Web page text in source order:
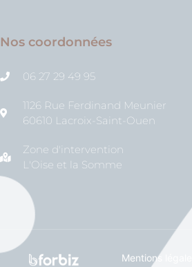
Nos coordonnées
06 27 29 49 95
1126 Rue Ferdinand Meunier
60610 Lacroix-Saint-Ouen
Zone d'intervention
L'Oise et la Somme
Mentions légales